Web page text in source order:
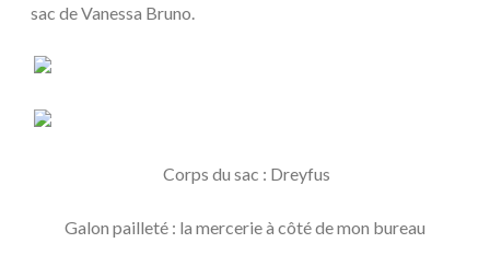
sac de Vanessa Bruno.
Corps du sac : Dreyfus
Galon pailleté : la mercerie à côté de mon bureau